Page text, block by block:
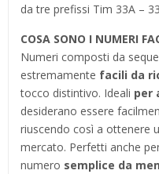
da tre prefissi Tim 33A –
COSA SONO I NUMERI
Numeri composti da
estremamente facili da
tocco distintivo. Ideali per
desiderano essere
riuscendo così a ottenere
mercato. Perfetti anche
numero semplice da